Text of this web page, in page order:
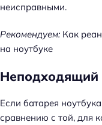
неисправными.
Рекомендуем: Как
на ноутбуке
Неподходящий
Если батарея
сравнению с той, для